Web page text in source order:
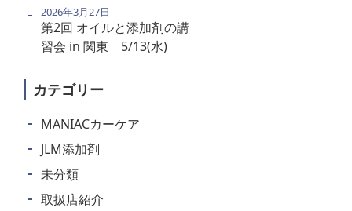
第2回 オイルと添加剤の講
習会 in 関東 5/13(水)
2026年3月27日
カテゴリー
MANIACカーケア
JLM添加剤
未分類
取扱店紹介